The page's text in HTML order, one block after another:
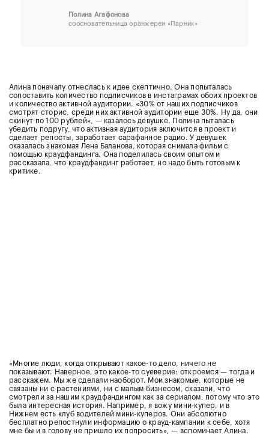
Полина Агафонова
соосновательница оранжереи «Парник»
Алина поначалу отнеслась к идее скептично. Она попыталась
сопоставить количество подписчиков в инстаграмах обоих проектов
и количество активной аудитории. «30% от наших подписчиков
смотрят сторис, среди них активной аудитории еще 30%. Ну да, они
скинут по 100 рублей», — казалось девушке. Полина пыталась
убедить подругу, что активная аудитория включится в проект и
сделает репосты, заработает сарафанное радио. У девушек
оказалась знакомая Лена Баланова, которая снимала фильм с
помощью краудфандинга. Она поделилась своим опытом и
рассказала, что краудфандинг работает, но надо быть готовым к
критике.
«Многие люди, когда открывают какое-то дело, ничего не
показывают. Наверное, это какое-то суеверие: откроемся — тогда и
расскажем. Мы же сделали наоборот. Мои знакомые, которые не
связаны ни с растениями, ни с малым бизнесом, сказали, что
смотрели за нашим краудфандингом как за сериалом, потому что это
была интересная история. Например, я вожу мини-купер, и в
Нижнем есть клуб водителей мини-куперов. Они абсолютно
бесплатно репостнули информацию о крауд-кампании к себе, хотя
мне бы и в голову не пришло их попросить», — вспоминает Алина.